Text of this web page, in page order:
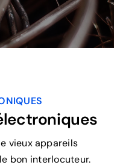
vieux appareils
bon interlocuteur.